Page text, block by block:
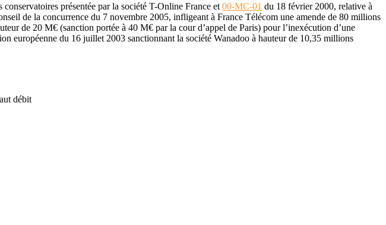
présentée par la société T-Online France et 00-MC-01 du 18 février 2000, relative à
de la concurrence du 7 novembre 2005, infligeant à France Télécom une amende de 80 millions
de 20 M€ (sanction portée à 40 M€ par la cour d’appel de Paris) pour l’inexécution d’une
européenne du 16 juillet 2003 sanctionnant la société Wanadoo à hauteur de 10,35 millions
débit